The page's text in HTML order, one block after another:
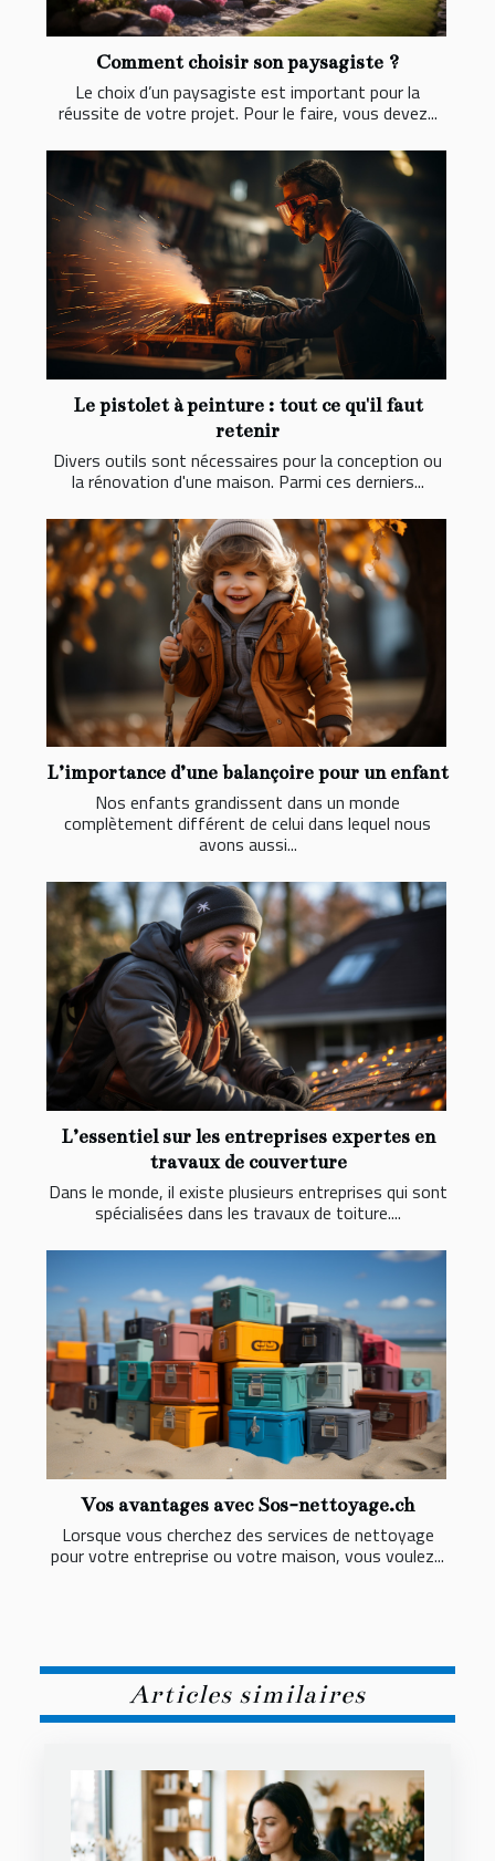
Comment choisir son paysagiste ?
Le choix d’un paysagiste est important pour la
réussite de votre projet. Pour le faire, vous devez...
Le pistolet à peinture : tout ce qu'il faut
retenir
Divers outils sont nécessaires pour la conception ou
la rénovation d'une maison. Parmi ces derniers...
L’importance d’une balançoire pour un enfant
Nos enfants grandissent dans un monde
complètement différent de celui dans lequel nous
avons aussi...
L’essentiel sur les entreprises expertes en
travaux de couverture
Dans le monde, il existe plusieurs entreprises qui sont
spécialisées dans les travaux de toiture....
Vos avantages avec Sos-nettoyage.ch
Lorsque vous cherchez des services de nettoyage
pour votre entreprise ou votre maison, vous voulez...
Articles similaires